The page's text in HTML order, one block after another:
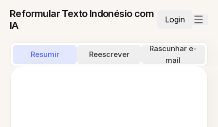
Reformular Texto Indonésio com
IA
Login
Resumir Reescrever
Rascunhar e-
mail